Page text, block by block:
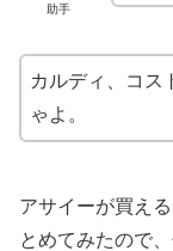
助手
カルディ、コス
ゃよ。
アサイーが買え
とめてみたので